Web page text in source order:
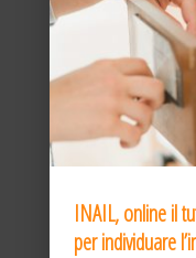
INAIL, online il
per individuare